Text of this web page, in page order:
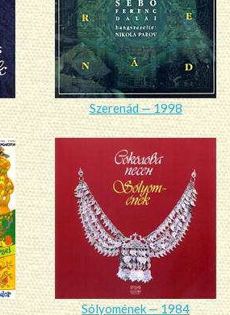
Szerenád — 1998
Sólyomének — 1984